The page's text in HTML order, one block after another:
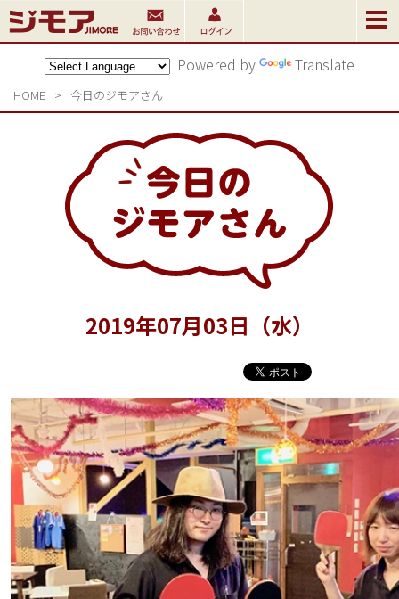
Powered by Translate
HOME > 今日のジモアさん
2019年07月03日（水）